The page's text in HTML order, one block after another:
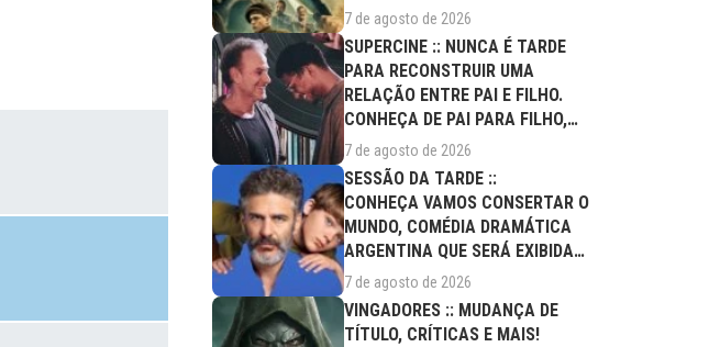
(09/08)
7 de agosto de 2026
SUPERCINE :: NUNCA É TARDE
PARA RECONSTRUIR UMA
RELAÇÃO ENTRE PAI E FILHO.
CONHEÇA DE PAI PARA FILHO,
FILME DESTE...
7 de agosto de 2026
SESSÃO DA TARDE ::
CONHEÇA VAMOS CONSERTAR O
MUNDO, COMÉDIA DRAMÁTICA
ARGENTINA QUE SERÁ EXIBIDA
NESTA SEXTA (07/08)
7 de agosto de 2026
VINGADORES :: MUDANÇA DE
TÍTULO, CRÍTICAS E MAIS!